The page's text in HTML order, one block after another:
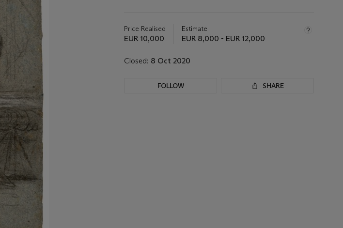
about
this
Price Realised
EUR 10,000
Estimate
EUR 8,000 - EUR 12,000
Closed: 8 Oct 2020
FOLLOW SHARE